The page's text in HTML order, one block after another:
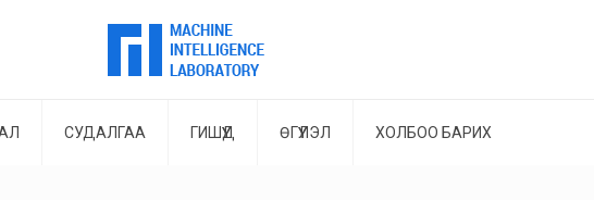
СУДАЛГАА ГИШҮҮД ӨГҮҮЛЭЛ ХОЛБОО БАРИХ